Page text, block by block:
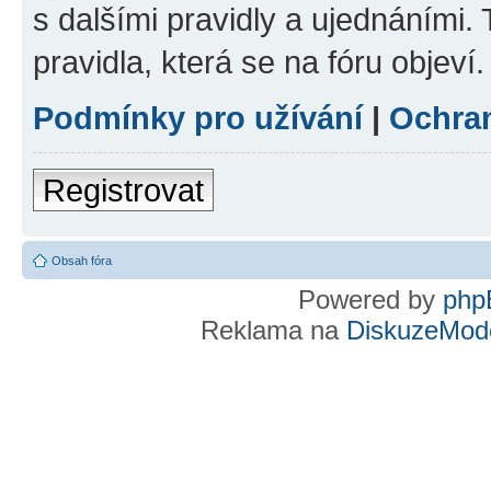
s dalšími pravidly a ujednáními.
pravidla, která se na fóru objeví.
Podmínky pro užívání |
Registrovat
Obsah fóra
Powered by
Reklama na